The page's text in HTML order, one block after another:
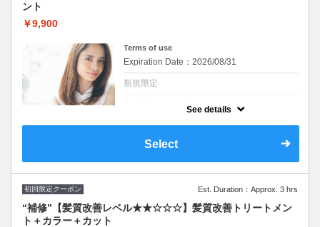
ント
￥9,900
Terms of use
Expiration Date：2026/08/31
新規限定
類から担当スタイリストがご提案致します。
髪のお悩みご相談ください♪
で余裕を持ったご予約をお願い致します。
See details
Select
初回限定クーポン Est. Duration：Approx. 3 hrs
“補修”【髪質改善レベル★★☆☆☆】髪質改善トリートメン
ト＋カラー＋カット